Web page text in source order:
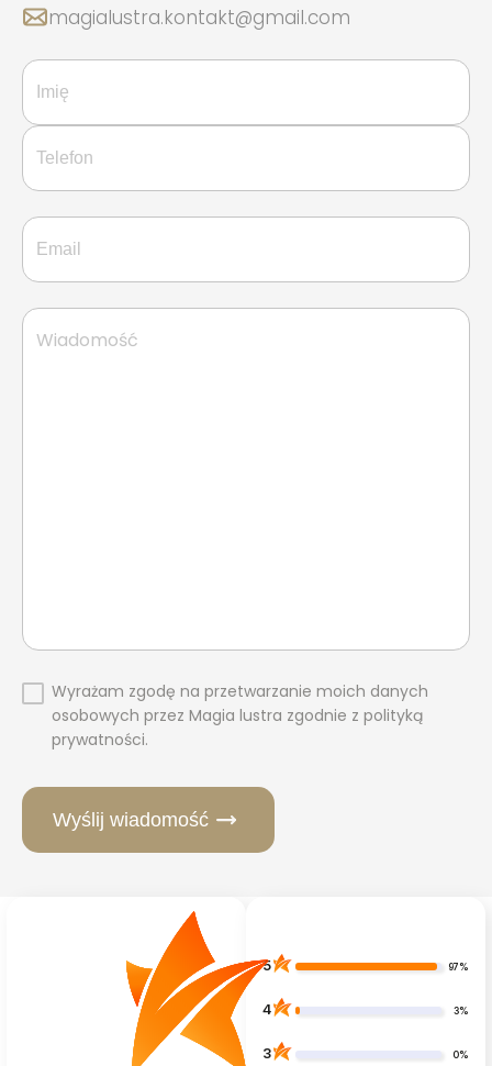
magialustra.kontakt@gmail.com
Wyrażam zgodę na przetwarzanie moich danych
osobowych przez Magia lustra zgodnie z polityką
prywatności.
Wyślij wiadomość
5 97%
4 3%
3 0%